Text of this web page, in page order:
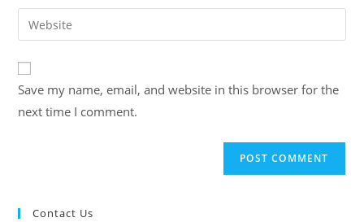
comment
email
address
comment
Enter
your
website
URL
(optional)
Save my name, email, and website in this browser for the
next time I comment.
Contact Us